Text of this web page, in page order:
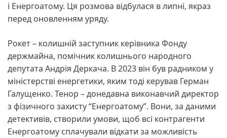
і Енергоатому. Ця розмова відбулася в липні, якраз
перед оновленням уряду.
Рокет – колишній заступник керівника Фонду
держмайна, помічник колишнього народного
депутата Андрія Деркача. В 2023 він був радником у
міністерстві енергетики, яким тоді керував Герман
Галущенко. Тенор – донедавна виконавчий директор
з фізичного захисту “Енергоатому”. Вони, за даними
детективів, створили умови, щоб всі контрагенти
Енергоатому сплачували відкати за можливість